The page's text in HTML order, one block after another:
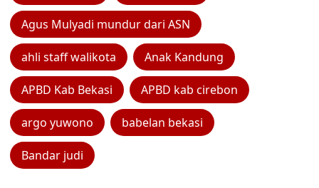
Agus Mulyadi mundur dari ASN
ahli staff walikota Anak Kandung
APBD Kab Bekasi APBD kab cirebon
argo yuwono babelan bekasi
Bandar judi